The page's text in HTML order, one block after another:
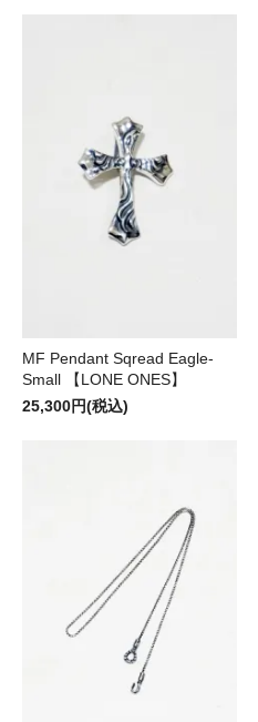
MF Pendant Sqread Eagle-
Small 【LONE ONES】
25,300円(税込)